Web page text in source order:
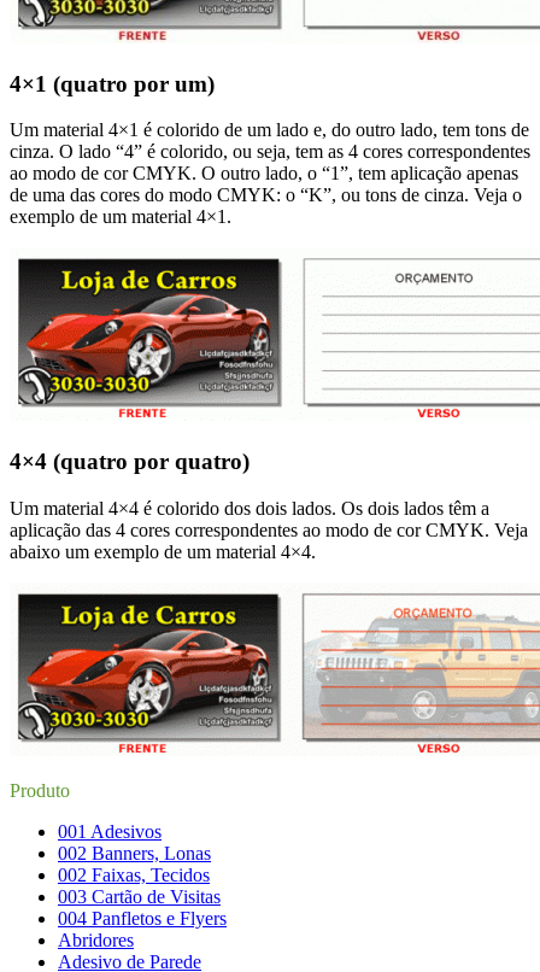
4×1 (quatro por um)
Um material 4×1 é colorido de um lado e, do outro lado, tem tons de
cinza. O lado “4” é colorido, ou seja, tem as 4 cores correspondentes
ao modo de cor CMYK. O outro lado, o “1”, tem aplicação apenas
de uma das cores do modo CMYK: o “K”, ou tons de cinza. Veja o
exemplo de um material 4×1.
4×4 (quatro por quatro)
Um material 4×4 é colorido dos dois lados. Os dois lados têm a
aplicação das 4 cores correspondentes ao modo de cor CMYK. Veja
abaixo um exemplo de um material 4×4.
Produto
001 Adesivos
002 Banners, Lonas
002 Faixas, Tecidos
003 Cartão de Visitas
004 Panfletos e Flyers
Abridores
Adesivo de Parede